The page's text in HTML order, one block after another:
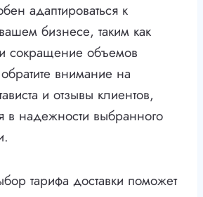
адаптироваться к
бизнесе, таким как
сокращение объемов
внимание на
и отзывы клиентов,
в надежности выбранного
тарифа доставки поможет